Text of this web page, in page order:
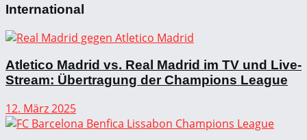
International
Atletico Madrid vs. Real Madrid im TV und Live-
Stream: Übertragung der Champions League
12. März 2025